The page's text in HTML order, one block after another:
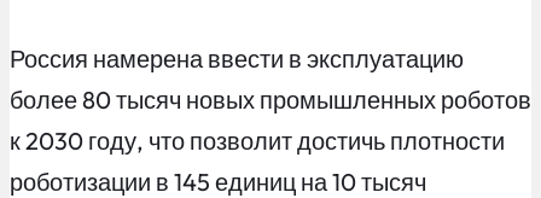
Россия намерена ввести в эксплуатацию
более 80 тысяч новых промышленных роботов
к 2030 году, что позволит достичь плотности
роботизации в 145 единиц на 10 тысяч